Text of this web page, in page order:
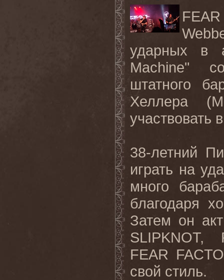
ударных в
Machine"
штатного
Хеллера
участвовать
38-летний
играть на
много
благодаря
Затем он
SLIPKNOT,
FEAR
свой стиль.